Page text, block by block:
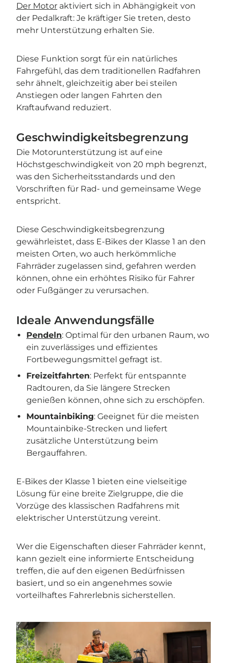
Der Motor aktiviert sich in Abhängigkeit von
der Pedalkraft: Je kräftiger Sie treten, desto
mehr Unterstützung erhalten Sie.
Diese Funktion sorgt für ein natürliches
Fahrgefühl, das dem traditionellen Radfahren
sehr ähnelt, gleichzeitig aber bei steilen
Anstiegen oder langen Fahrten den
Kraftaufwand reduziert.
Geschwindigkeitsbegrenzung
Die Motorunterstützung ist auf eine
Höchstgeschwindigkeit von 20 mph begrenzt,
was den Sicherheitsstandards und den
Vorschriften für Rad- und gemeinsame Wege
entspricht.
Diese Geschwindigkeitsbegrenzung
gewährleistet, dass E-Bikes der Klasse 1 an den
meisten Orten, wo auch herkömmliche
Fahrräder zugelassen sind, gefahren werden
können, ohne ein erhöhtes Risiko für Fahrer
oder Fußgänger zu verursachen.
Ideale Anwendungsfälle
Pendeln: Optimal für den urbanen Raum, wo
ein zuverlässiges und effizientes
Fortbewegungsmittel gefragt ist.
Freizeitfahrten: Perfekt für entspannte
Radtouren, da Sie längere Strecken
genießen können, ohne sich zu erschöpfen.
Mountainbiking: Geeignet für die meisten
Mountainbike-Strecken und liefert
zusätzliche Unterstützung beim
Bergauffahren.
E-Bikes der Klasse 1 bieten eine vielseitige
Lösung für eine breite Zielgruppe, die die
Vorzüge des klassischen Radfahrens mit
elektrischer Unterstützung vereint.
Wer die Eigenschaften dieser Fahrräder kennt,
kann gezielt eine informierte Entscheidung
treffen, die auf den eigenen Bedürfnissen
basiert, und so ein angenehmes sowie
vorteilhaftes Fahrerlebnis sicherstellen.